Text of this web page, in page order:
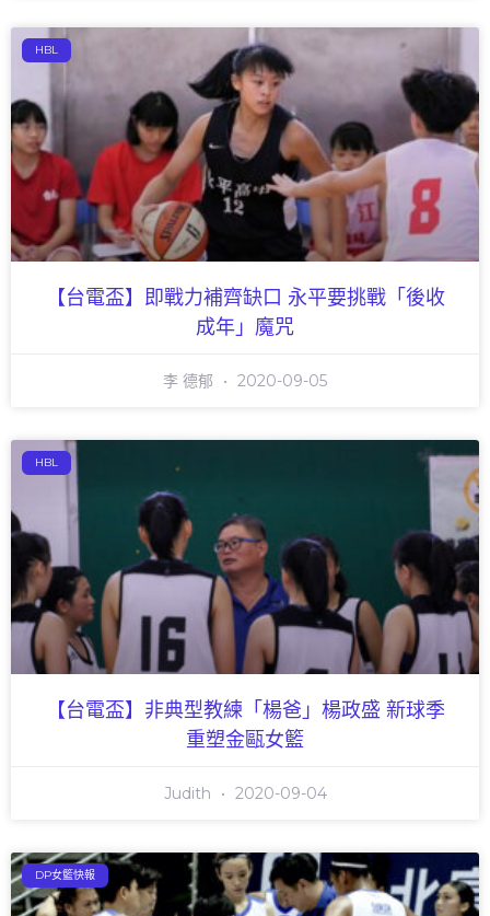
HBL
【台電盃】即戰力補齊缺口 永平要挑戰「後收
成年」魔咒
李 德郁 2020-09-05
HBL
【台電盃】非典型教練「楊爸」楊政盛 新球季
重塑金甌女籃
Judith 2020-09-04
DP女籃快報